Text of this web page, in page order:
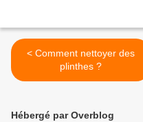
< Comment nettoyer des
plinthes ?
Hébergé par Overblog